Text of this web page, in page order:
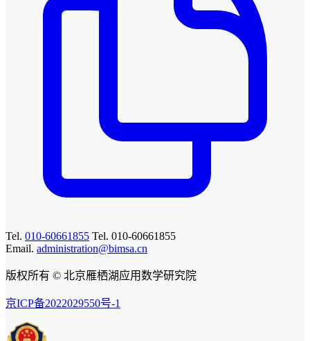
Tel. 010-60661855 Tel. 010-60661855
Email. administration@bimsa.cn
版权所有 © 北京雁栖湖应用数学研究院
京ICP备2022029550号-1